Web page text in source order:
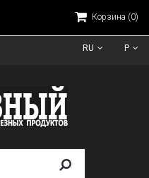
RU Р
Корзина (0)